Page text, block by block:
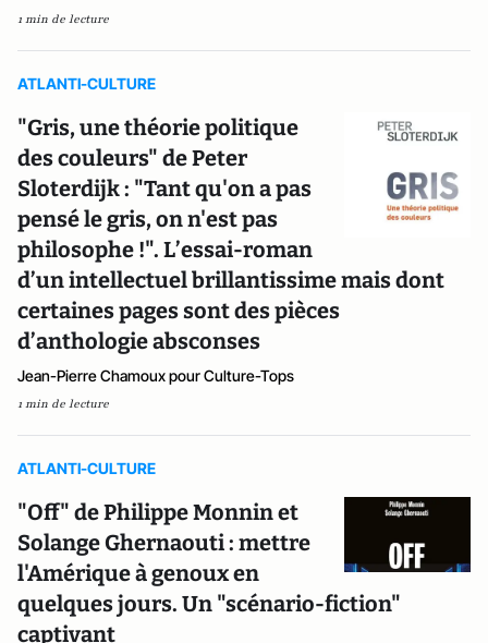
1 min de lecture
ATLANTI-CULTURE
"Gris, une théorie politique
des couleurs" de Peter
Sloterdijk : "Tant qu'on a pas
pensé le gris, on n'est pas
philosophe !". L’essai-roman
d’un intellectuel brillantissime mais dont
certaines pages sont des pièces
d’anthologie absconses
Jean-Pierre Chamoux pour Culture-Tops
1 min de lecture
ATLANTI-CULTURE
"Off" de Philippe Monnin et
Solange Ghernaouti : mettre
l'Amérique à genoux en
quelques jours. Un "scénario-fiction"
captivant